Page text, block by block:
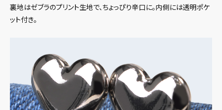
裏地はゼブラのプリント生地で、ちょっぴり辛口に。内側には透明ポケ
ット付き。